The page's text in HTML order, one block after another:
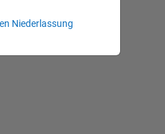
Niederlassung